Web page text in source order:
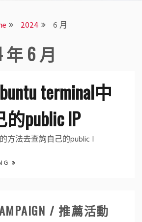
2024 6 月
年 6 月
terminal中
public IP
方法去查詢自己的public I
/ 推薦活動